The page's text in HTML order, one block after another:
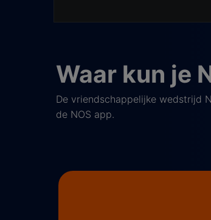
Waar kun je
De vriendschappelijke wedstrijd
de NOS app.